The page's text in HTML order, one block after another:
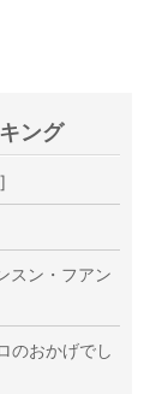
ング
ン・フアン
おかげでし